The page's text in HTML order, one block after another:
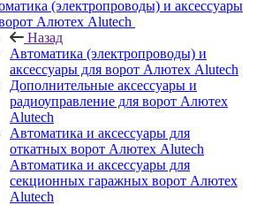
(электропроводы) и аксессуары
Алютех Alutech
Назад
Автоматика (электропроводы) и
аксессуары для ворот Алютех Alutech
Дополнительные аксессуары и
радиоуправление для ворот Алютех
Alutech
Автоматика и аксессуары для
откатных ворот Алютех Alutech
Автоматика и аксессуары для
секционных гаражных ворот Алютех
Alutech